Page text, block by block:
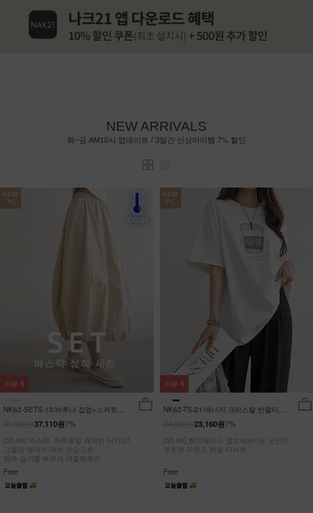
NEW ARRIVALS
화~금 AM10시 업데이트 / 3일간 신상아이템 7% 할인
NEW
7%
NK62-SETS-13/바루나 집업+스커트
7%
37,110원
[55-88] 바스락- 하루종일 쾌적한 터치감!
그물망 형태의 메쉬 안감으로
땀과 습기를 빠르게 배출해줘요
Free
리뷰 0
NEW
7%
NK62-TS-21/에너지 크리스탈 반팔티
7%
23,160원
[55-99] 핸드메이드 캡보석&비딩 포인트
루즈핏 라운드 반팔 티셔츠
Free
리뷰 0